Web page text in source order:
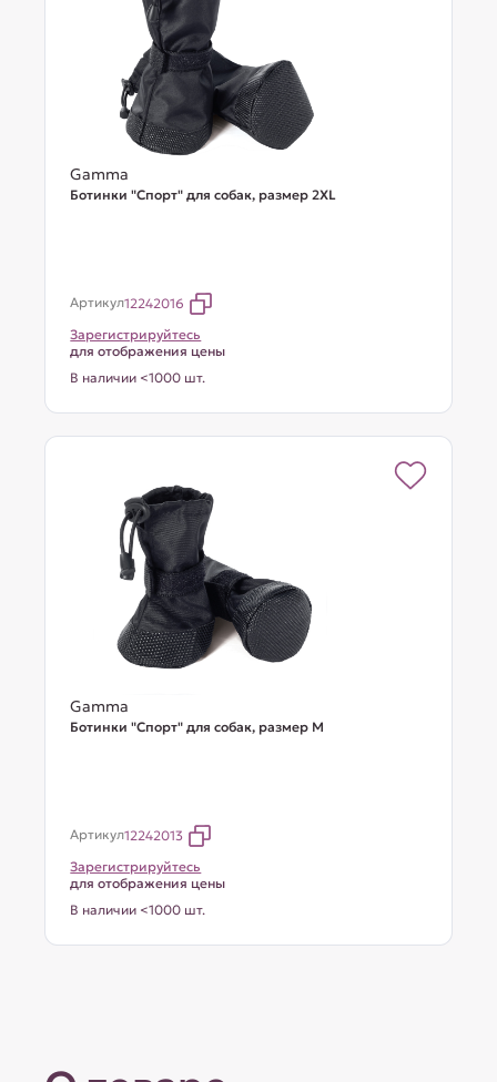
Gamma
Ботинки "Спорт" для собак, размер 2XL
Артикул12242016
Зарегистрируйтесь
для отображения цены
В наличии <1000 шт.
Gamma
Ботинки "Спорт" для собак, размер M
Артикул12242013
Зарегистрируйтесь
для отображения цены
В наличии <1000 шт.